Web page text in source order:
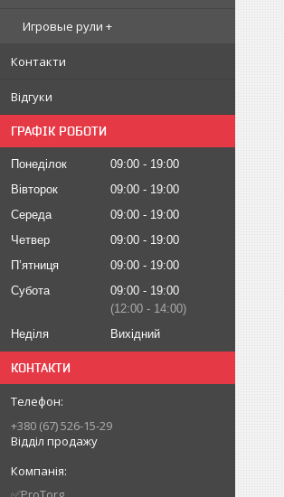
Игровые рули +
Контакти
Відгуки
ГРАФІК РОБОТИ
Понеділок 09:00
19:00
Вівторок
09:00
19:00
Середа
09:00
19:00
Четвер
09:00
19:00
Пʼятниця
09:00
19:00
Субота
09:00
19:00
12:00
14:00
Неділя
Вихідний
КОНТАКТИ
+380 (67) 526-15-29
Відділ продажу